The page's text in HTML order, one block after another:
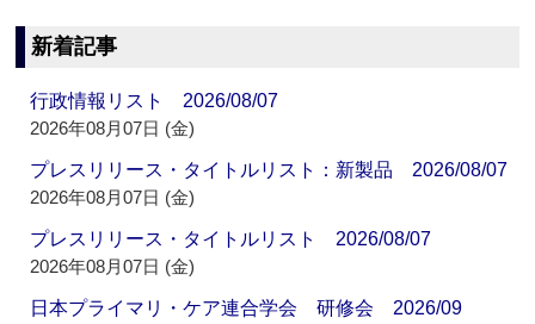
新着記事
行政情報リスト 2026/08/07
2026年08月07日 (金)
プレスリリース・タイトルリスト：新製品 2026/08/07
2026年08月07日 (金)
プレスリリース・タイトルリスト 2026/08/07
2026年08月07日 (金)
日本プライマリ・ケア連合学会 研修会 2026/09